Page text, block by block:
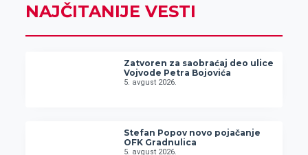
NAJČITANIJE VESTI
Zatvoren za saobraćaj deo ulice
Vojvode Petra Bojovića
5. avgust 2026.
Stefan Popov novo pojačanje
OFK Gradnulica
5. avgust 2026.